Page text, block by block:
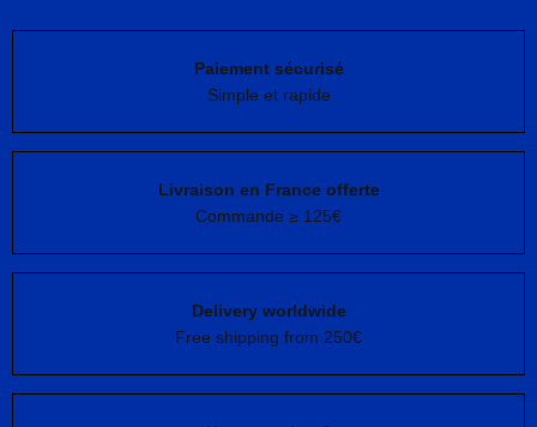
Paiement sécurisé
Simple et rapide
Livraison en France offerte
Commande ≥ 125€
Delivery worldwide
Free shipping from 250€